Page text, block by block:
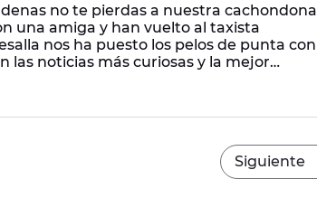
no te pierdas a nuestra cachondona
una amiga y han vuelto al taxista
nos ha puesto los pelos de punta con
las noticias más curiosas y la mejor
Siguiente